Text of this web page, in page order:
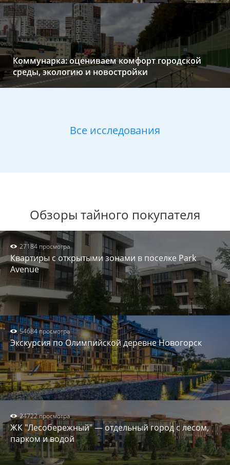
Коммунарка: оцениваем комфорт городской
среды, экологию и новостройки
Все исследования
Обзоры тайного покупателя
27184 просмотра
Квартиры с открытыми зонами в поселке Park
Avenue
54684 просмотра
Экскурсия по Олимпийской деревне Новогорск
24722 просмотра
ЖК "Лесобережный" — отдельный город с лесом,
парком и водой